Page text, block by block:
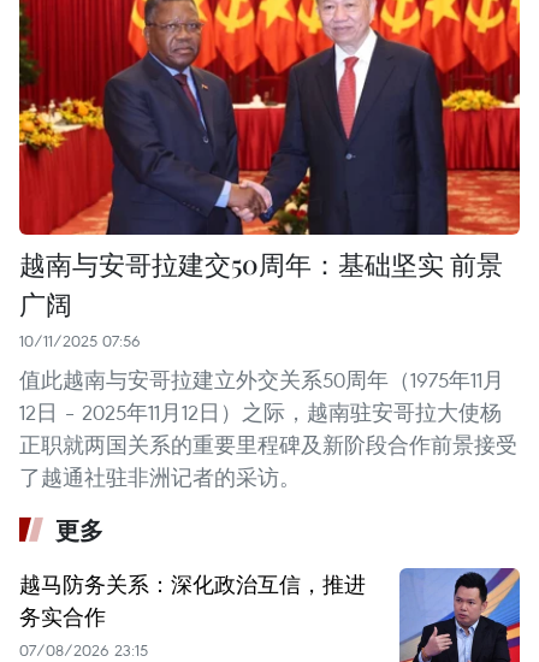
越南与安哥拉建交50周年：基础坚实 前景
广阔
10/11/2025 07:56
值此越南与安哥拉建立外交关系50周年（1975年11月
12日 – 2025年11月12日）之际，越南驻安哥拉大使杨
正职就两国关系的重要里程碑及新阶段合作前景接受
了越通社驻非洲记者的采访。
更多
越马防务关系：深化政治互信，推进
务实合作
07/08/2026 23:15